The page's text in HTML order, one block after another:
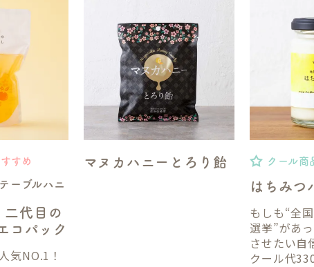
すめ
ーブルハニ
二代目の
コパック
気NO.1！
マヌカハニーとろり飴 クール商
はちみつ
もしも“全
選挙”があ
させたい自
クール代